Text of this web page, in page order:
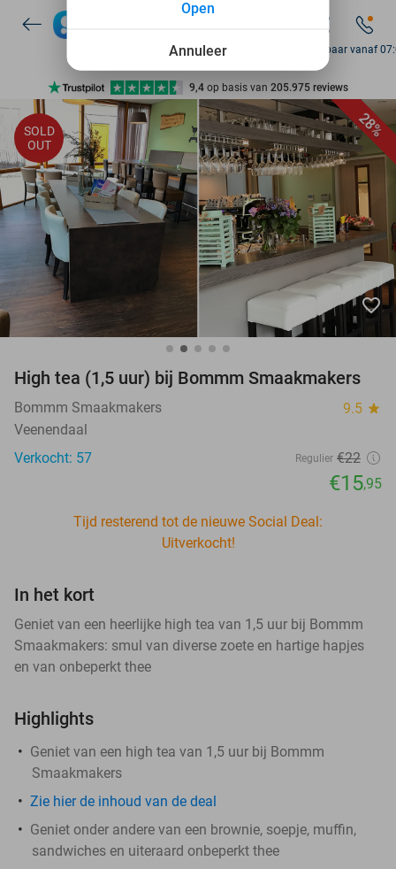
7 dagen per week beschikbaar
10+ miljoen leden
9,4 op basis van 205.975 reviews
Ontdek 15.000+ deals
7 dagen per week beschikbaar
10+ miljoen leden
Bereikbaar vanaf
28%
SOLD
OUT
favorite_border
High tea (1,5 uur) bij Bommm Smaakmakers
Bommm Smaakmakers 9.5 star
Veenendaal
Verkocht: 57
Regulier €22
€15,95
Tijd resterend tot de nieuwe Social Deal:
Uitverkocht!
In het kort
Geniet van een heerlijke high tea van 1,5 uur bij Bommm
Smaakmakers: smul van diverse zoete en hartige hapjes
en van onbeperkt thee
Highlights
Geniet van een high tea van 1,5 uur bij Bommm
Smaakmakers
Zie hier de inhoud van de deal
Geniet onder andere van een brownie, soepje, muffin,
sandwiches en uiteraard onbeperkt thee
Annuleer
Open